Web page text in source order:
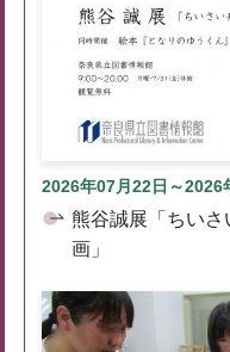
2026年07月22日～2026
熊谷誠展「ちい
画」